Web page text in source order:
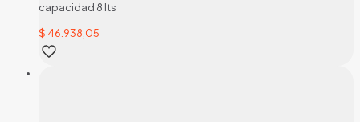
capacidad 8 lts
$ 46.938,05